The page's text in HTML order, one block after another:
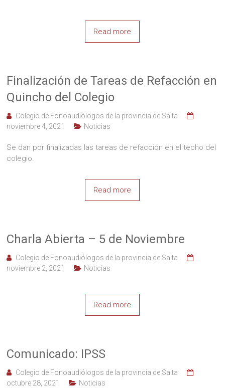
Read more
Finalización de Tareas de Refacción en
Quincho del Colegio
Colegio de Fonoaudiólogos de la provincia de Salta
noviembre 4, 2021
Noticias
Se dan por finalizadas las tareas de refacción en el techo del
colegio.
Read more
Charla Abierta – 5 de Noviembre
Colegio de Fonoaudiólogos de la provincia de Salta
noviembre 2, 2021
Noticias
Read more
Comunicado: IPSS
Colegio de Fonoaudiólogos de la provincia de Salta
octubre 28, 2021
Noticias